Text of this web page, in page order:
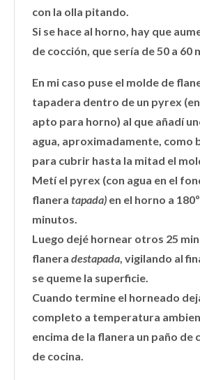
con la olla pitando.
Si se hace al horno, hay que
de cocción, que sería de 50 a 60
En mi caso puse el molde de
tapadera dentro de un pyrex
apto para horno) al que añadí
agua, aproximadamente, como
para cubrir hasta la mitad el
Metí el pyrex (con agua en el
flanera tapada) en el horno a
minutos.
Luego dejé hornear otros 25
flanera destapada, vigilando al
se queme la superficie.
Cuando termine el horneado
completo a temperatura
encima de la flanera un paño de
de cocina.